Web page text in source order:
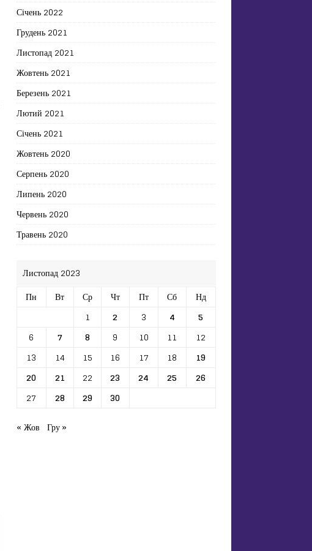
Січень 2022
Грудень 2021
Листопад 2021
Жовтень 2021
Березень 2021
Лютий 2021
Січень 2021
Жовтень 2020
Серпень 2020
Липень 2020
Червень 2020
Травень 2020
Листопад 2023
Пн
Вт Ср Чт Пт Сб
Нд
1
2 3 4
5
6
7 8 9 10 11
12
13
14 15 16 17 18
19
20
21 22 23 24 25
26
27
28 29
30
« Жов Гру »